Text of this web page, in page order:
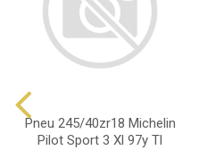
Pneu 245/40zr18 Michelin
Pilot Sport 3 Xl 97y Tl